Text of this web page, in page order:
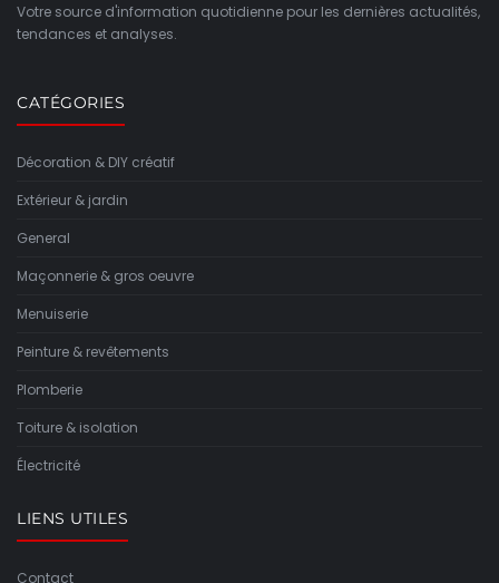
Votre source d'information quotidienne pour les dernières actualités,
tendances et analyses.
CATÉGORIES
Décoration & DIY créatif
Extérieur & jardin
General
Maçonnerie & gros oeuvre
Menuiserie
Peinture & revêtements
Plomberie
Toiture & isolation
Électricité
LIENS UTILES
Contact